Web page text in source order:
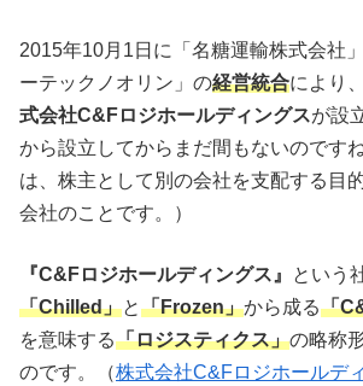
2015年10月1日に「名糖運輸株式会社
ーテックノオリン」の経営統合により、
式会社C&Fロジホールディングスが設
から設立してからまだ間もないのです
は、株主として別の会社を支配する目
会社のことです。）
『C&Fロジホールディングス』
という
「Chilled」と「Frozen」から成る「
を意味する「ロジスティクス」の略称
のです。（株式会社C&Fロジホールデ